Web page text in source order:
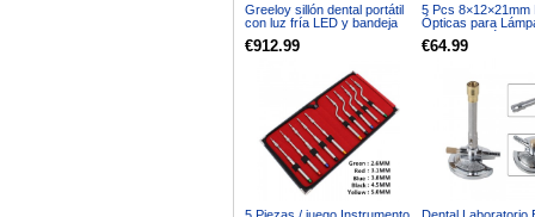
Greeloy sillón dental portátil
con luz fría LED y bandeja
€912.99
5 Pcs 8×12×21mm
Ópticas para
Polimerización
€64.99